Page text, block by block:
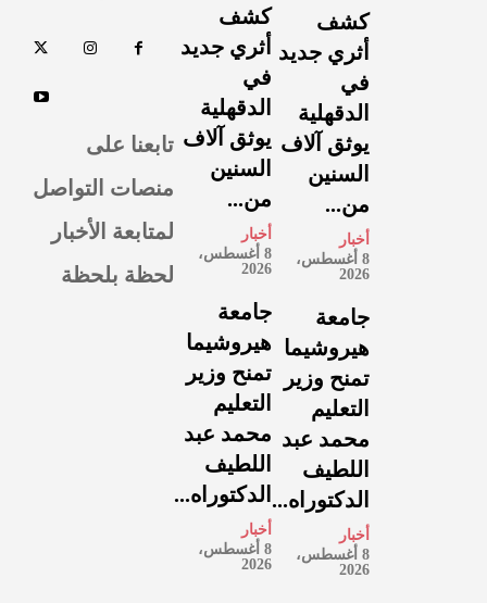
كشف
أثري جديد
في
الدقهلية
يوثق آلاف
السنين
من...
أخبار
8 أغسطس،
2026
جامعة
هيروشيما
تمنح وزير
التعليم
محمد عبد
اللطيف
الدكتوراه...
أخبار
8 أغسطس،
2026
كشف
أثري جديد
في
الدقهلية
يوثق آلاف
السنين
من...
أخبار
8 أغسطس،
2026
جامعة
هيروشيما
تمنح وزير
التعليم
محمد عبد
اللطيف
الدكتوراه...
أخبار
8 أغسطس،
2026
تابعنا على
منصات التواصل
لمتابعة الأخبار
لحظة بلحظة